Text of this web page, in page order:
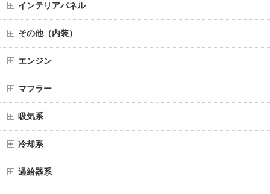
インテリアパネル
その他（内装）
エンジン
マフラー
吸気系
冷却系
過給器系